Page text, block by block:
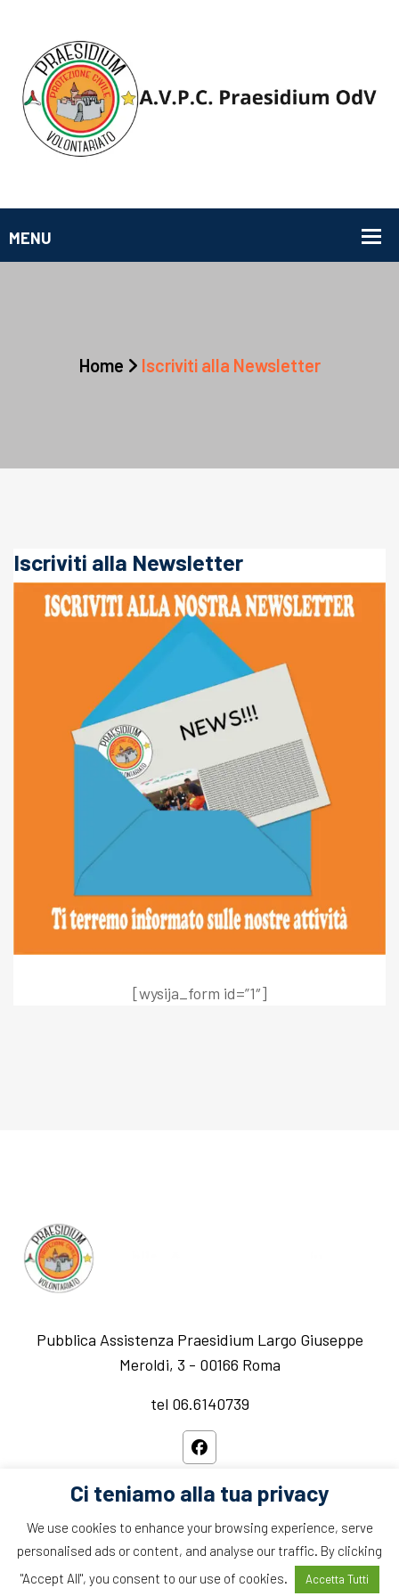
Home Iscriviti alla Newsletter
Iscriviti alla Newsletter
[wysija_form id=”1″]
Pubblica Assistenza Praesidium Largo Giuseppe
Meroldi, 3 - 00166 Roma
tel 06.6140739
Copyright © 2021 edution all rights reserved.
Ci teniamo alla tua privacy
We use cookies to enhance your browsing experience, serve
personalised ads or content, and analyse our traffic. By clicking
"Accept All", you consent to our use of cookies.
Accetta Tutti